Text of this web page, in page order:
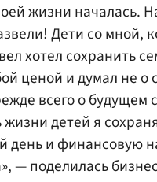
жизни началась.
Дети со мной,
хотел сохранить
ценой и думал не о
всего о будущем
жизни детей я
день и финансовую
— поделилась